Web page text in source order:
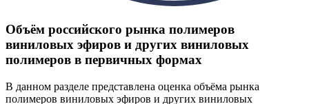
Объём российского рынка полимеров
виниловых эфиров и других виниловых
полимеров в первичных формах
В данном разделе представлена оценка объёма рынка
полимеров виниловых эфиров и других виниловых